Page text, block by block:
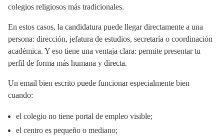
colegios religiosos más tradicionales.
En estos casos, la candidatura puede llegar directamente a una
persona: dirección, jefatura de estudios, secretaría o coordinación
académica. Y eso tiene una ventaja clara: permite presentar tu
perfil de forma más humana y directa.
Un email bien escrito puede funcionar especialmente bien
cuando:
el colegio no tiene portal de empleo visible;
el centro es pequeño o mediano;